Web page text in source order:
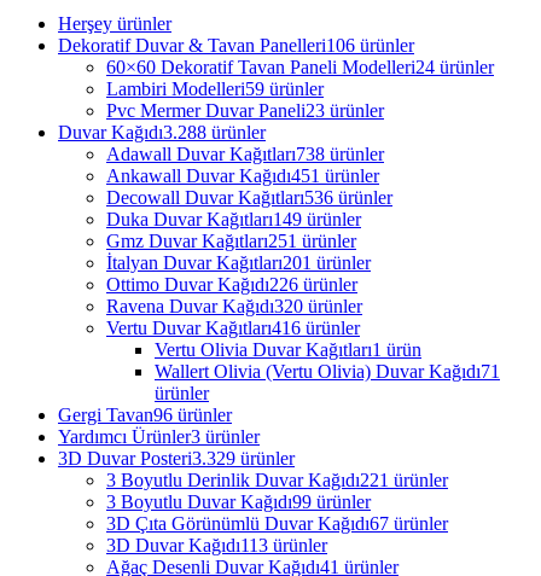
Herşey ürünler
Dekoratif Duvar & Tavan Panelleri106 ürünler
60×60 Dekoratif Tavan Paneli Modelleri24 ürünler
Lambiri Modelleri59 ürünler
Pvc Mermer Duvar Paneli23 ürünler
Duvar Kağıdı3.288 ürünler
Adawall Duvar Kağıtları738 ürünler
Ankawall Duvar Kağıdı451 ürünler
Decowall Duvar Kağıtları536 ürünler
Duka Duvar Kağıtları149 ürünler
Gmz Duvar Kağıtları251 ürünler
İtalyan Duvar Kağıtları201 ürünler
Ottimo Duvar Kağıdı226 ürünler
Ravena Duvar Kağıdı320 ürünler
Vertu Duvar Kağıtları416 ürünler
Vertu Olivia Duvar Kağıtları1 ürün
Wallert Olivia (Vertu Olivia) Duvar Kağıdı71
ürünler
Gergi Tavan96 ürünler
Yardımcı Ürünler3 ürünler
3D Duvar Posteri3.329 ürünler
3 Boyutlu Derinlik Duvar Kağıdı221 ürünler
3 Boyutlu Duvar Kağıdı99 ürünler
3D Çıta Görünümlü Duvar Kağıdı67 ürünler
3D Duvar Kağıdı113 ürünler
Ağaç Desenli Duvar Kağıdı41 ürünler